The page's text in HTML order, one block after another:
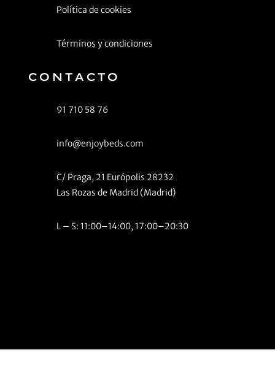
Política de cookies
Términos y condiciones
CONTACTO
91 710 58 76
info@enjoybeds.com
C/ Praga, 21 Európolis 28232
Las Rozas de Madrid (Madrid)
L – S: 11:00–14:00, 17:00–20:30